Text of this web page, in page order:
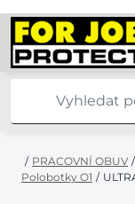
/ PRACOVNÍ OBUV /
Polobotky O1 /